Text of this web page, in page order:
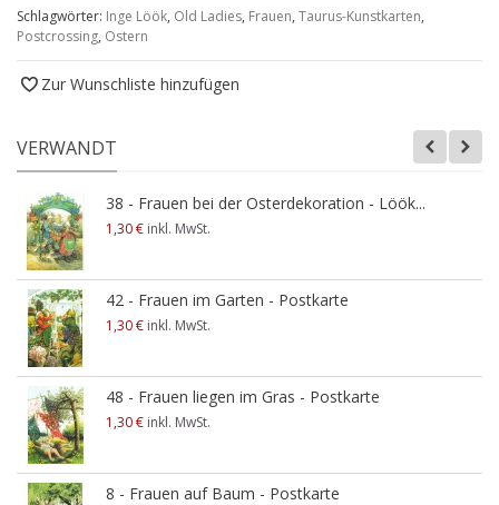
Schlagwörter: Inge Löök, Old Ladies, Frauen, Taurus-Kunstkarten,
Postcrossing, Ostern
Zur Wunschliste hinzufügen
VERWANDT
38 - Frauen bei der Osterdekoration - Löök...
1,30 € inkl. MwSt.
42 - Frauen im Garten - Postkarte
1,30 € inkl. MwSt.
48 - Frauen liegen im Gras - Postkarte
1,30 € inkl. MwSt.
8 - Frauen auf Baum - Postkarte